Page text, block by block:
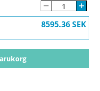
8595.36 SEK